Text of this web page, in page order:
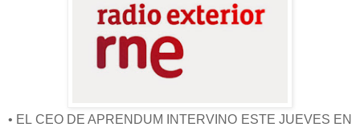
• EL CEO DE APRENDUM INTERVINO ESTE JUEVES EN